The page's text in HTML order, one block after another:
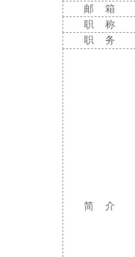
邮
箱
职
称
职
务
简 介